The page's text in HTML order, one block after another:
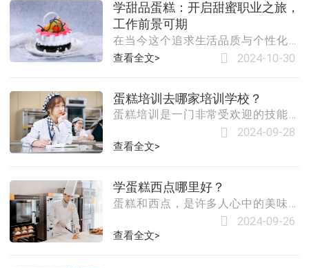
学费呢？本文将为您详细介绍学蛋糕
的费用情况。### 学蛋糕的费用因素
1. **课程内容和时长**：不同的培训机
构会提供不同长度的课程，从短期速
资质**：经验丰富的老师或
学甜品蛋糕：开启甜蜜职业之旅，
工作前景可期
在当今这个追求生活品质与个性化的
时代，甜品蛋糕作为美食文化的重要
的升级和餐饮市场的多元化发展，学
习甜品蛋糕制作技术，不仅能够满足
个人对甜蜜生活的向往，更是一条充
满机遇的职业发展道路。市场需求旺
化。甜品蛋糕以其独特的口感、精美
的外观和丰富的文化内涵，赢得了广
2024-10-30
查看全文>
蛋糕培训去哪家培训学校？
蛋糕培训是一门非常受欢迎的技能，
许多人都想学习如何制作美味的蛋
糕。然而，市场上有很多家蛋糕培训
意事项。我们需要了解自己的需求和
目标。如果您只是想学习一些基础的
蛋糕制作技巧，那么可以选择一些短
期课程或者线上课程。如果您想成为
2024-09-28
查看全文>
学蛋糕西点哪里好？
蛋糕和西点，是许多人心中的美味佳
肴。它们不仅口感丰富多样，而且制
作过程中蕴含着无尽的艺术魅力。然
2024-09-26
查看全文>